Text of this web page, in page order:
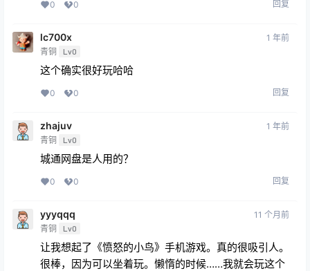
0 0 回复
lc700x
青铜 Lv0
1 年前
这个确实很好玩哈哈
0 0 回复
zhajuv
青铜 Lv0
1 年前
城通网盘是人用的？
0 0 回复
yyyqqq
青铜 Lv0
11 个月前
让我想起了《愤怒的小鸟》手机游戏。真的很吸引人。
很棒，因为可以坐着玩。懒惰的时候……我就会玩这个